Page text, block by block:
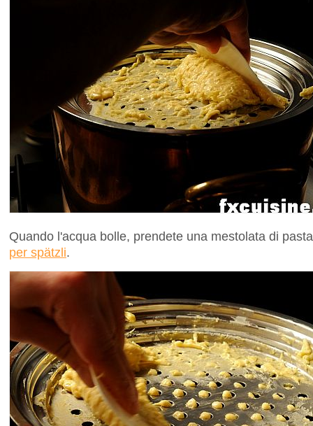
Quando l'acqua bolle, prendete una mestolata di
per spätzli.